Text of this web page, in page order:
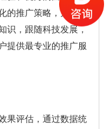
的推广策略，为企业
识，跟随科技发展，
提供最专业的推广服
果评估，通过数据统